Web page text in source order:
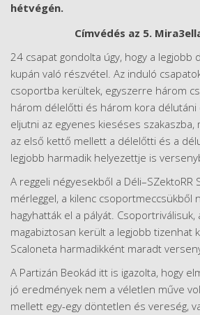
hétvégén.
Címvédés az 5.
24 csapat gondolta úgy, hogy a legjobb
kupán való részvétel. Az induló
csoportba kerültek, egyszerre három
három délelőtti és három kora
eljutni az egyenes kieséses szakaszba,
az első kettő mellett a délelőtti és a
legjobb harmadik helyezettje is
A reggeli négyesekből a Déli–SZektoRR
mérleggel, a kilenc csoportmeccsükből
hagyhatták el a pályát. Csoportriválisuk,
magabiztosan került a legjobb tizenhat
Scaloneta harmadikként maradt
A Partizán Beokád itt is igazolta, hogy
jó eredmények nem a véletlen műve
mellett egy-egy döntetlen és vereség,